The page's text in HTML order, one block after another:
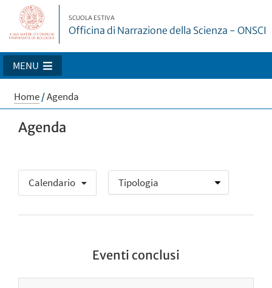
SCUOLA ESTIVA
Officina di Narrazione della Scienza - ONSCI
MENU
Home/Agenda
Agenda
Calendario
Eventi conclusi